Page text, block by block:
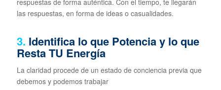
las respuestas, en forma de ideas o casualidades.
3. Identifica lo que Potencia y lo que
Resta TU Energía
La claridad procede de un estado de conciencia previa que
debemos y podemos trabajar